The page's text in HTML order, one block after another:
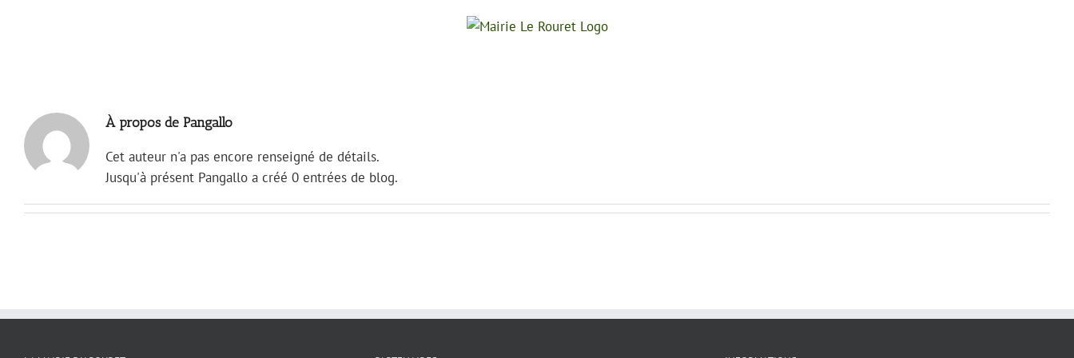
À propos de Pangallo
Cet auteur n'a pas encore renseigné de détails.
Jusqu'à présent Pangallo a créé 0 entrées de blog.